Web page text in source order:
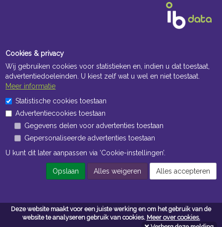
Deze website maakt voor een juiste werking en om het gebruik van de
website te analyseren gebruik van cookies. Meer over cookies.
Openingstijden Kantoor
ma t/m vr 8:30 uur tot 17:00 uur
Openingstijden Magazijn
ma t/m vr 7:00 uur tot 16:30 uur
Algemene voorwaarden
Cookies & privacy
Wij gebruiken cookies voor statistieken en, indien u dat toestaat,
advertentiedoeleinden. U kiest zelf wat u wel en niet toestaat.
Meer informatie
Statistische cookies toestaan
Advertentiecookies toestaan
Gegevens delen voor advertenties toestaan
Gepersonaliseerde advertenties toestaan
U kunt dit later aanpassen via ‘Cookie-instellingen’.
Opslaan Alles weigeren Alles accepteren